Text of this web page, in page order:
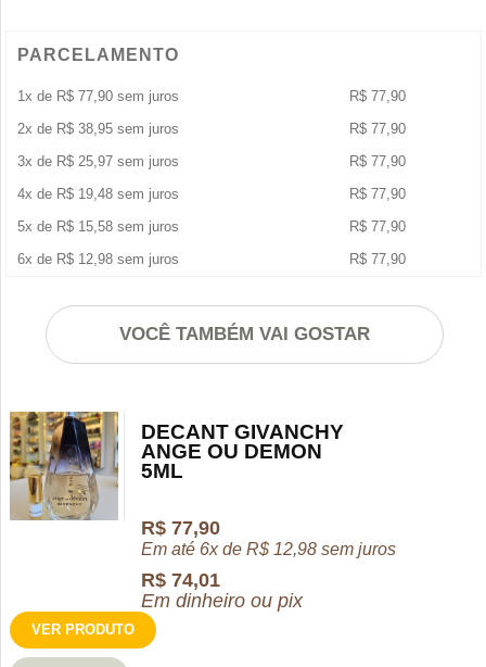
PARCELAMENTO
1x de R$ 77,90 sem juros R$ 77,90
2x de R$ 38,95 sem juros R$ 77,90
3x de R$ 25,97 sem juros R$ 77,90
4x de R$ 19,48 sem juros R$ 77,90
5x de R$ 15,58 sem juros R$ 77,90
6x de R$ 12,98 sem juros R$ 77,90
VOCÊ TAMBÉM VAI GOSTAR
DECANT GIVANCHY
ANGE OU DEMON
5ML
R$ 77,90
Em até 6x deR$ 12,98 sem juros
R$ 74,01
Em dinheiro ou pix
VER PRODUTO